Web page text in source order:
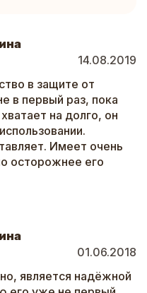
14.08.2019
в защите от
в первый раз, пока
на долго, он
Имеет очень
осторожнее его
01.06.2018
является надёжной